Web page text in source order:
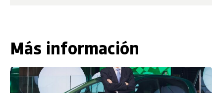
Más información